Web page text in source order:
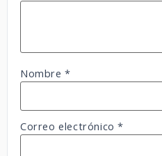
Nombre*
Correo electrónico*